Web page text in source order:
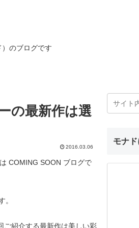
のブログです
の最新作は選
2016.03.06
COMING SOON ブログで
。
ご紹介する最新作は美しい彩
モナ